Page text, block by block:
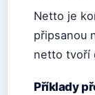
Netto je
připsanou
netto tvoří
Příklady